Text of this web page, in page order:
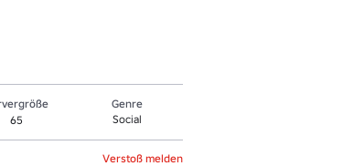
65
Genre
Social
Verstoß melden